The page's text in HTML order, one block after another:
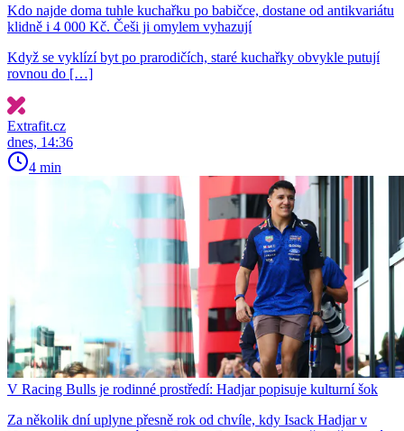
Kdo najde doma tuhle kuchařku po babičce, dostane od antikvariátu
klidně i 4 000 Kč. Češi ji omylem vyhazují
Když se vyklízí byt po prarodičích, staré kuchařky obvykle putují
rovnou do […]
Extrafit.cz
dnes, 14:36
4 min
V Racing Bulls je rodinné prostředí: Hadjar popisuje kulturní šok
Za několik dní uplyne přesně rok od chvíle, kdy Isack Hadjar v